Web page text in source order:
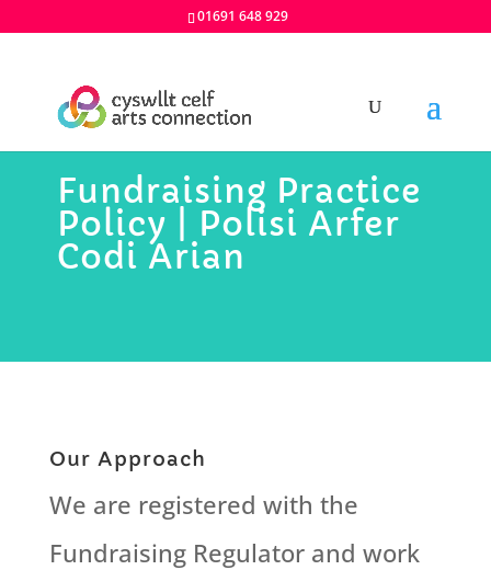
01691 648 929
Fundraising Practice
Policy | Polisi Arfer
Codi Arian
Our Approach
We are registered with the
Fundraising Regulator and work